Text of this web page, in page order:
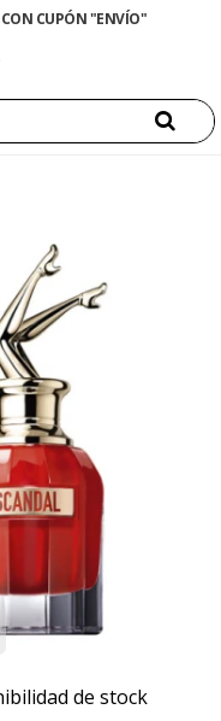
CUPÓN "ENVÍO"
de stock